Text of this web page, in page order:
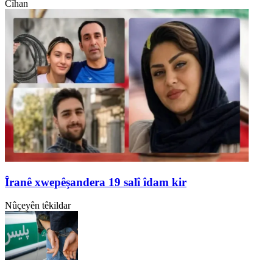
Cîhan
Îranê xwepêşandera 19 salî îdam kir
Nûçeyên têkildar